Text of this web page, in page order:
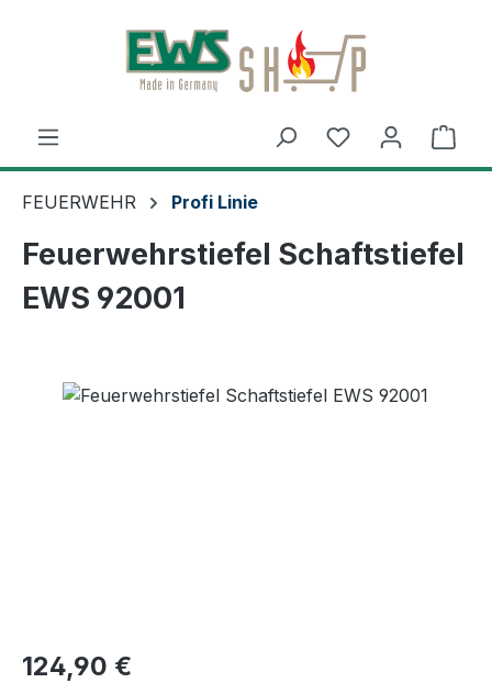
Zum Hauptinhalt springen
FEUERWEHR Profi Linie
Feuerwehrstiefel Schaftstiefel
EWS 92001
Regulärer Preis:
124,90 €